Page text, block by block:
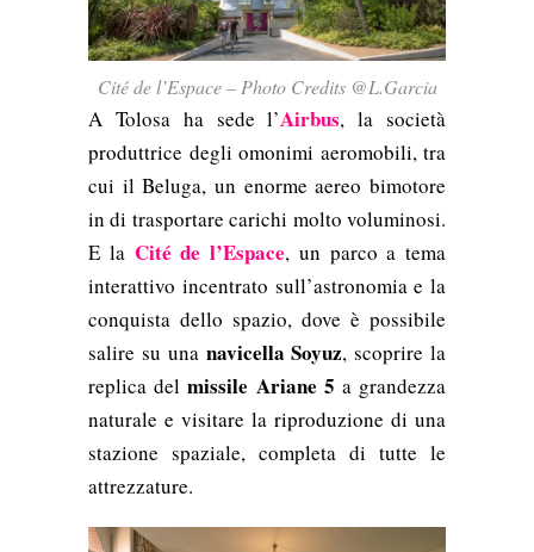
Cité de l’Espace – Photo Credits @L.Garcia
A Tolosa ha sede l’Airbus, la società
produttrice degli omonimi aeromobili, tra
cui il Beluga, un enorme aereo bimotore
in di trasportare carichi molto voluminosi.
E la Cité de l’Espace, un parco a tema
interattivo incentrato sull’astronomia e la
conquista dello spazio, dove è possibile
salire su una navicella Soyuz, scoprire la
replica delmissile Ariane 5 a grandezza
naturale e visitare la riproduzione di una
stazione spaziale, completa di tutte le
attrezzature.